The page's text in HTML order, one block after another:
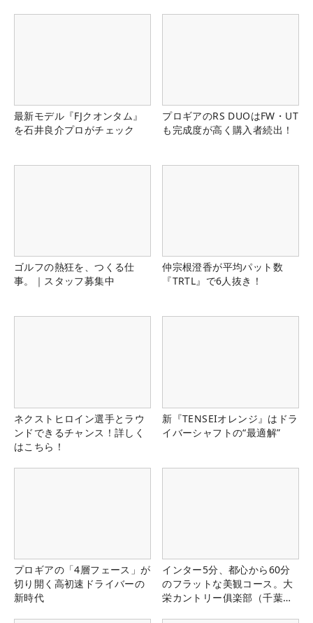
最新モデル『FJクオンタム』
を石井良介プロがチェック
プロギアのRS DUOはFW・UT
も完成度が高く購入者続出！
ゴルフの熱狂を、つくる仕
事。｜スタッフ募集中
仲宗根澄香が平均パット数
『TRTL』で6人抜き！
ネクストヒロイン選手とラウ
ンドできるチャンス！詳しく
はこちら！
新『TENSEIオレンジ』はドラ
イバーシャフトの“最適解”
プロギアの「4層フェース」が
切り開く高初速ドライバーの
新時代
インター5分、都心から60分
のフラットな美観コース。大
栄カントリー俱楽部（千葉